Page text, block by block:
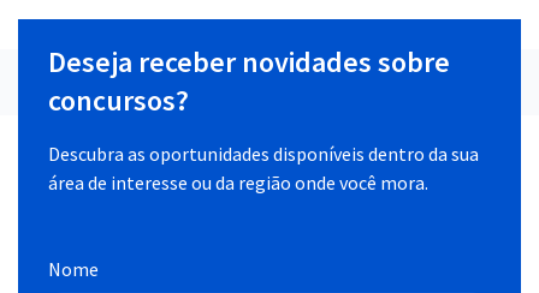
Deseja receber novidades sobre
concursos?
Descubra as oportunidades disponíveis dentro da sua
área de interesse ou da região onde você mora.
Nome